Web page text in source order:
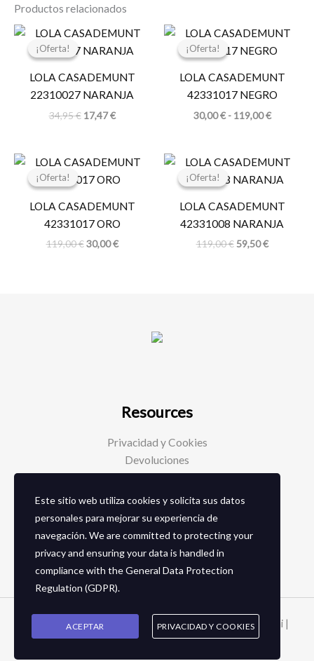
Productos relacionados
¡Oferta!
¡Oferta!
LOLA CASADEMUNT
22310027 NARANJA
34,95€
El
original
34,95 €.
17,47€
El
actual
17,47 €.
¡Oferta!
¡Oferta!
LOLA CASADEMUNT
42331017 NEGRO
30,00€ - 119,00€
Rango
precios:
30,00 €
hasta
¡Oferta!
¡Oferta!
LOLA CASADEMUNT
42331017 ORO
119,00€
El
original
119,00 €.
30,00€
El
actual
30,00 €.
¡Oferta!
¡Oferta!
LOLA CASADEMUNT
42331008 NARANJA
119,00€
El
original
119,00 €.
59,50€
El
actual
59,50 €.
Resources
Privacidad y Cookies
Devoluciones
Social Media
Facebook
Instagram
Copyright © 2026 Zapaterias en granada - Calzados toñi |
2024
Este sitio web utiliza cookies y solicita sus datos
personales para mejorar su experiencia de
navegación. We are committed to protecting your
privacy and ensuring your data is handled in
compliance with theGeneral Data Protection
Regulation (GDPR).
ACEPTAR PRIVACIDAD Y COOKIES